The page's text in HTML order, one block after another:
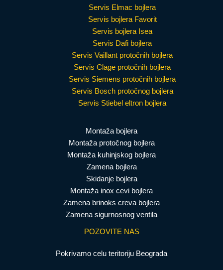
Servis Elmac bojlera
Servis bojlera Favorit
Servis bojlera Isea
Servis Dafi bojlera
Servis Vaillant protočnih bojlera
Servis Clage protočnih bojlera
Servis Siemens protočnih bojlera
Servis Bosch protočnog bojlera
Servis Stiebel eltron bojlera
Montaža bojlera
Montaža protočnog bojlera
Montaža kuhinjskog bojlera
Zamena bojlera
Skidanje bojlera
Montaža inox cevi bojlera
Zamena brinoks creva bojlera
Zamena sigurnosnog ventila
POZOVITE NAS
Pokrivamo celu teritoriju Beograda